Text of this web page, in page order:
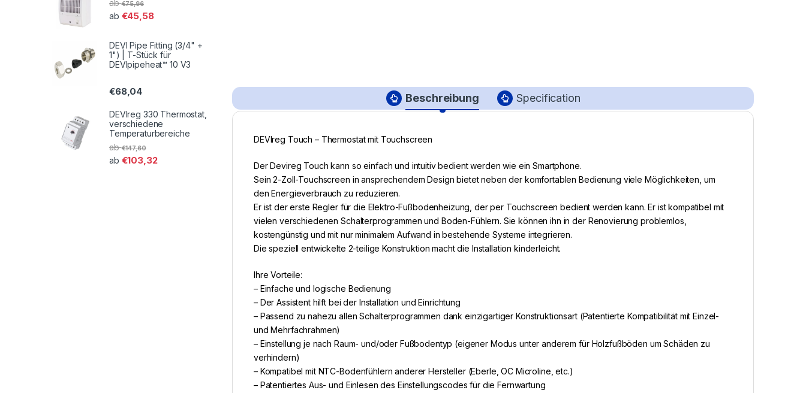
Beschreibung Specification
DEVIreg Touch – Thermostat mit Touchscreen
Der Devireg Touch kann so einfach und intuitiv bedient werden wie ein Smartphone.
Sein 2-Zoll-Touchscreen in ansprechendem Design bietet neben der komfortablen Bedienung viele Möglichkeiten, um
den Energieverbrauch zu reduzieren.
Er ist der erste Regler für die Elektro-Fußbodenheizung, der per Touchscreen bedient werden kann. Er ist kompatibel mit
vielen verschiedenen Schalterprogrammen und Boden-Fühlern. Sie können ihn in der Renovierung problemlos,
kostengünstig und mit nur minimalem Aufwand in bestehende Systeme integrieren.
Die speziell entwickelte 2-teilige Konstruktion macht die Installation kinderleicht.
Ihre Vorteile:
– Einfache und logische Bedienung
– Der Assistent hilft bei der Installation und Einrichtung
– Passend zu nahezu allen Schalterprogrammen dank einzigartiger Konstruktionsart (Patentierte Kompatibilität mit Einzel-
und Mehrfachrahmen)
– Einstellung je nach Raum- und/oder Fußbodentyp (eigener Modus unter anderem für Holzfußböden um Schäden zu
verhindern)
– Kompatibel mit NTC-Bodenfühlern anderer Hersteller (Eberle, OC Microline, etc.)
– Patentiertes Aus- und Einlesen des Einstellungscodes für die Fernwartung
ab€75,96
ab €45,58
DEVI Pipe Fitting (3/4" +
1") | T-Stück für
DEVIpipeheat™ 10 V3
€68,04
DEVIreg 330 Thermostat,
verschiedene
Temperaturbereiche
ab€147,60
ab €103,32